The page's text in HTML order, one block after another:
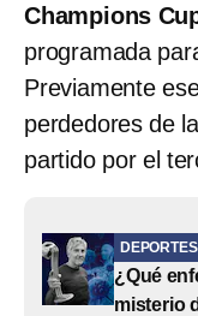
Champions
programada
Previamente
perdedores de
partido por el
DEPORTES
¿Qué
misterio